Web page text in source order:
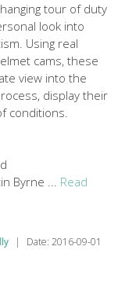
tour of duty
look into
Using real
cams, these
view into the
display their
conditions.
Byrne ... Read
| Date: 2016-09-01